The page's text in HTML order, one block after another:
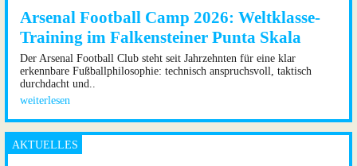
Arsenal Football Camp 2026: Weltklasse-
Training im Falkensteiner Punta Skala
Der Arsenal Football Club steht seit Jahrzehnten für eine klar
erkennbare Fußballphilosophie: technisch anspruchsvoll, taktisch
durchdacht und..
weiterlesen